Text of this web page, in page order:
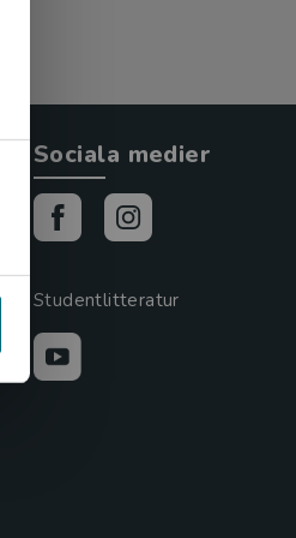
Sociala medier
Studentlitteratur